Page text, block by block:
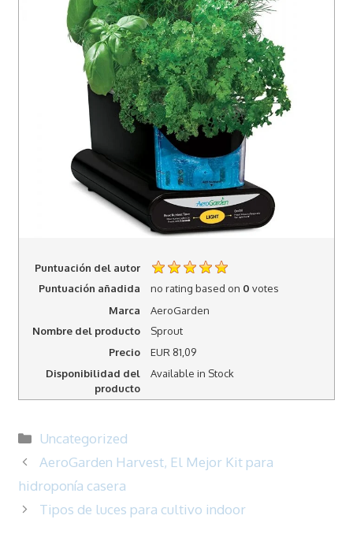
Puntuación del autor
Puntuación añadida
no rating based on 0 votes
Marca
AeroGarden
Nombre del producto
Sprout
Precio
EUR81,09
Disponibilidad del
producto
Available in Stock
Categorías
Uncategorized
AeroGarden Harvest, El Mejor Kit para
hidroponía casera
Tipos de luces para cultivo indoor